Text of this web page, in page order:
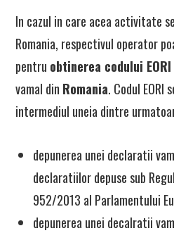
In cazul in care acea activitate
Romania, respectivul operator
pentru obtinerea codului EORI
vamal din Romania. Codul EORI
intermediul uneia dintre
depunerea unei declaratii
declaratiilor depuse sub
952/2013 al Parlamentului
depunerea unei decalratii